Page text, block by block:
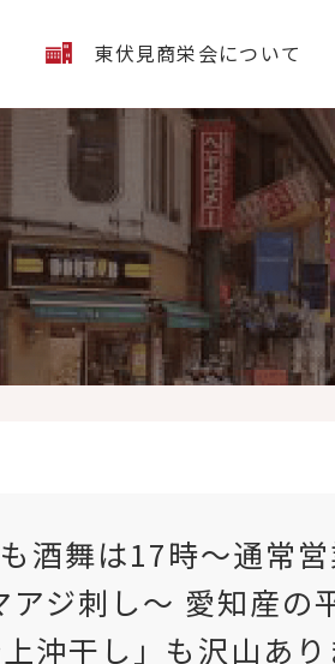
東伏見商栄会について
酒舞は17時〜通常
アジ刺し〜 愛知産の
上沖干し」も沢山あ